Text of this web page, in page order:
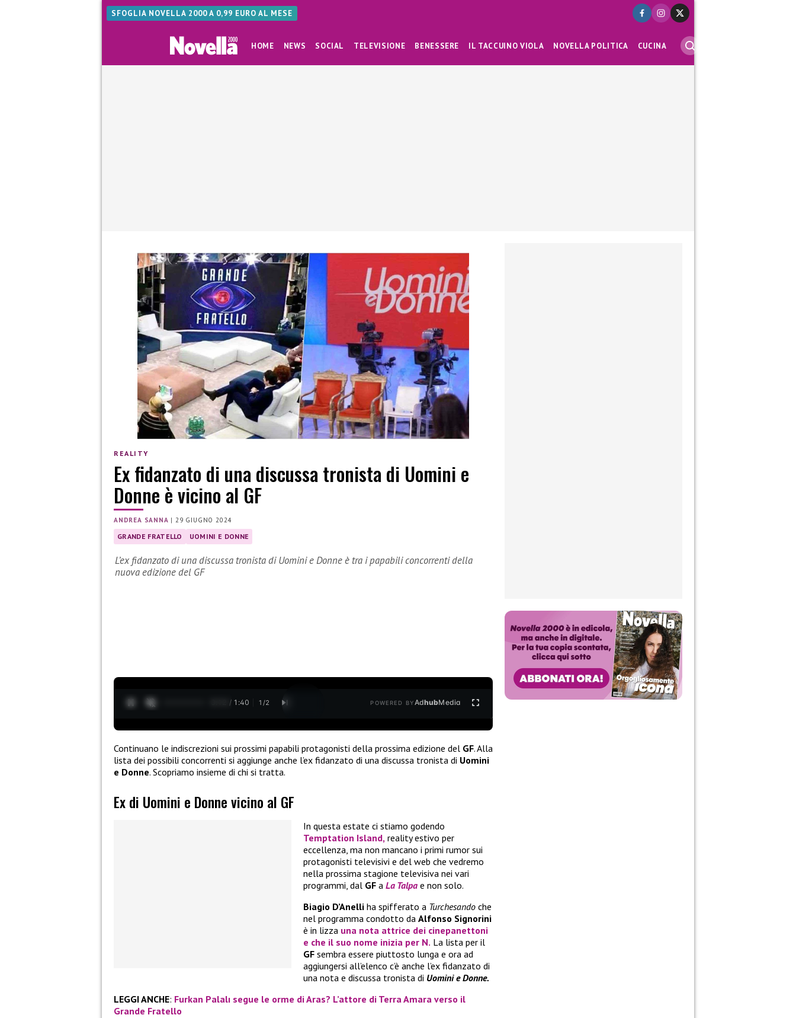
SFOGLIA NOVELLA 2000 A 0,99 EURO AL MESE
HOME NEWS SOCIAL TELEVISIONE BENESSERE IL TACCUINO VIOLA NOVELLA POLITICA CUCINA
REALITY
Ex fidanzato di una discussa tronista di Uomini e
Donne è vicino al GF
ANDREA SANNA |29 GIUGNO 2024
GRANDE FRATELLO UOMINI E DONNE
L’ex fidanzato di una discussa tronista di Uomini e Donne è tra i papabili concorrenti della
nuova edizione del GF
0:13 / 1:40 1 /2 POWERED BYAdhubMedia
Continuano le indiscrezioni sui prossimi papabili protagonisti della prossima edizione del GF. Alla
lista dei possibili concorrenti si aggiunge anche l’ex fidanzato di una discussa tronista di Uomini
e Donne. Scopriamo insieme di chi si tratta.
Ex di Uomini e Donne vicino al GF
In questa estate ci stiamo godendo
Temptation Island, reality estivo per
eccellenza, ma non mancano i primi rumor sui
protagonisti televisivi e del web che vedremo
nella prossima stagione televisiva nei vari
programmi, dal GF a La Talpa e non solo.
Biagio D’Anelli ha spifferato a Turchesando che
nel programma condotto da Alfonso Signorini
è in lizza una nota attrice dei cinepanettoni
e che il suo nome inizia per N. La lista per il
GF sembra essere piuttosto lunga e ora ad
aggiungersi all’elenco c’è anche l’ex fidanzato di
una nota e discussa tronista di Uomini e Donne.
LEGGI ANCHE: Furkan Palalı segue le orme di Aras? L’attore di Terra Amara verso il
Grande Fratello